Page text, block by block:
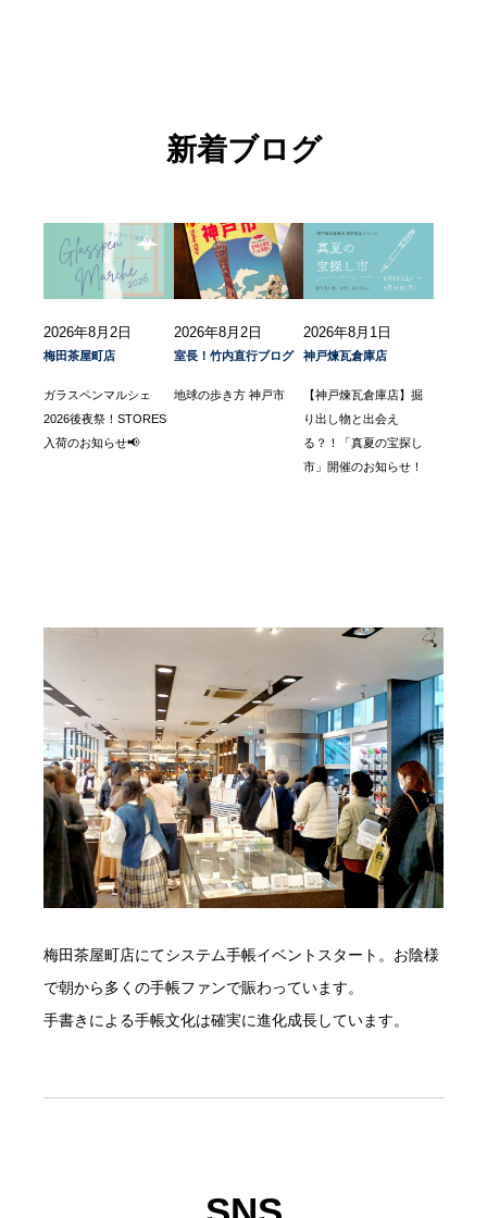
新着ブログ
2026年8月2日
梅田茶屋町店
ガラスペンマルシェ
2026後夜祭！STORES
入荷のお知らせ📢
2026年8月2日
室長！竹内直行ブログ
地球の歩き方 神戸市
2026年8月1日
神戸煉瓦倉庫店
【神戸煉瓦倉庫店】掘
り出し物と出会え
る？！「真夏の宝探し
市」開催のお知らせ！
梅田茶屋町店にてシステム手帳イベントスタート。お陰様
で朝から多くの手帳ファンで賑わっています。
手書きによる手帳文化は確実に進化成長しています。